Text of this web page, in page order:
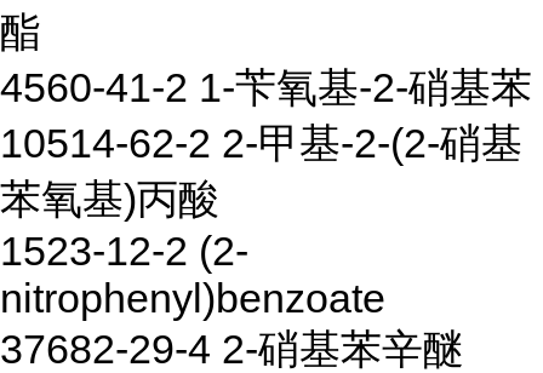
酯
4560-41-2 1-苄氧基-2-硝基苯
10514-62-2 2-甲基-2-(2-硝基
苯氧基)丙酸
1523-12-2 (2-
nitrophenyl)benzoate
37682-29-4 2-硝基苯辛醚